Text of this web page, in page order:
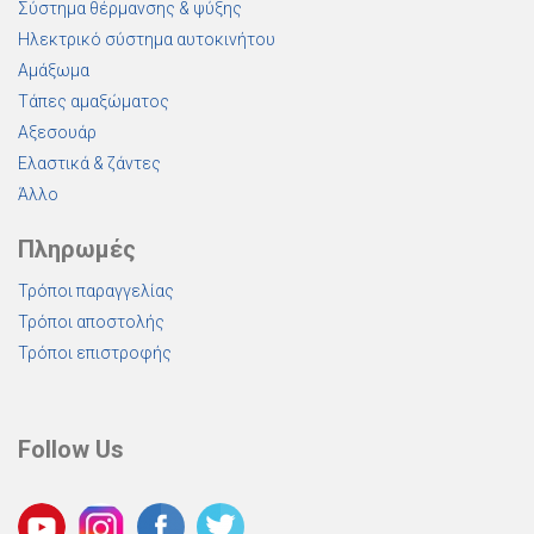
Σύστημα θέρμανσης & ψύξης
Ηλεκτρικό σύστημα αυτοκινήτου
Αμάξωμα
Τάπες αμαξώματος
Αξεσουάρ
Ελαστικά & ζάντες
Άλλο
Πληρωμές
Τρόποι παραγγελίας
Τρόποι αποστολής
Τρόποι επιστροφής
Follow Us